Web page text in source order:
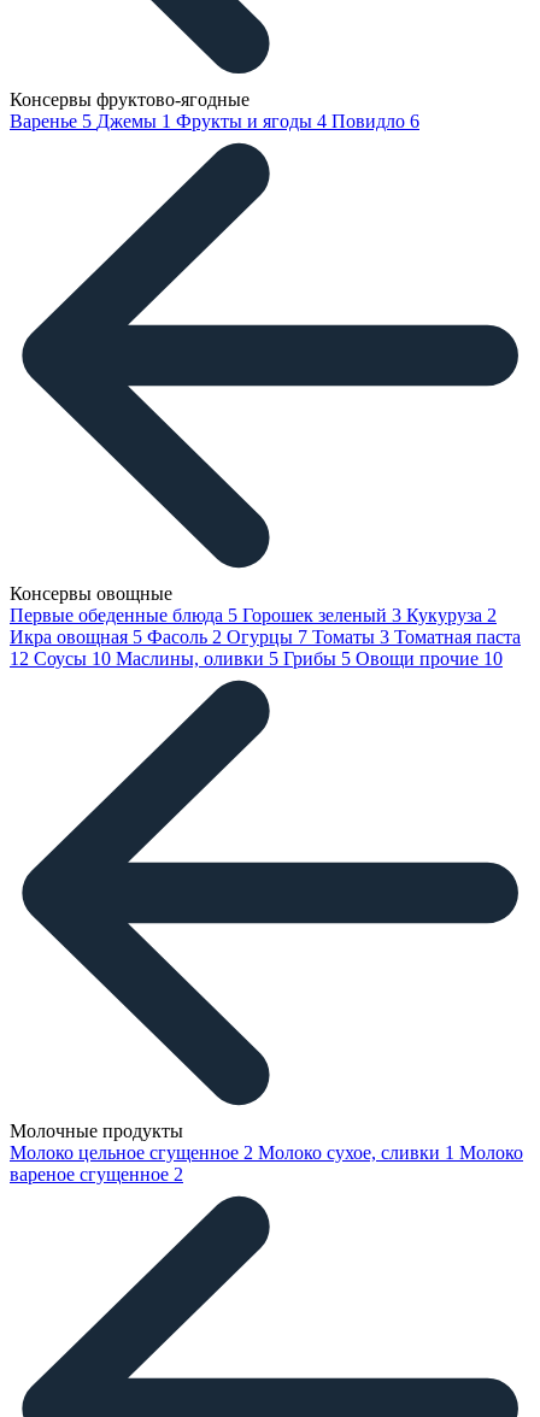
Консервы фруктово-ягодные
Варенье 5 Джемы 1 Фрукты и ягоды 4 Повидло 6
Консервы овощные
Первые обеденные блюда 5 Горошек зеленый 3 Кукуруза 2
Икра овощная 5 Фасоль 2 Огурцы 7 Томаты 3 Томатная паста
12 Соусы 10 Маслины, оливки 5 Грибы 5 Овощи прочие 10
Молочные продукты
Молоко цельное сгущенное 2 Молоко сухое, сливки 1 Молоко
вареное сгущенное 2